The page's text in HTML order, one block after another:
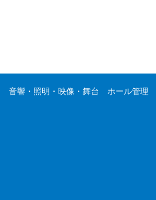
音響・照明・映像・舞台 ホール管理